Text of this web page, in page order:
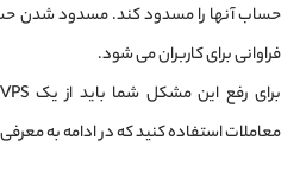
حساب آنها را مسدود کند. مسدود شدن
فراوانی برای کاربران می شود.
معاملات استفاده کنید که در ادامه به